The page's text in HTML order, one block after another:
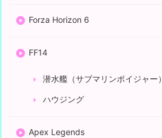
Forza Horizon 6
FF14
潜水艦（サブマリンボイジャー）
ハウジング
Apex Legends